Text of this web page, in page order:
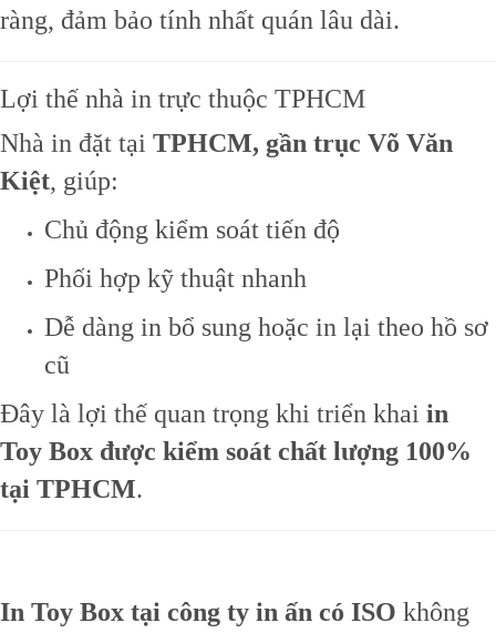
ràng, đảm bảo tính nhất quán lâu dài.
Lợi thế nhà in trực thuộc TPHCM
Nhà in đặt tại TPHCM, gần trục Võ Văn
Kiệt, giúp:
Chủ động kiểm soát tiến độ
Phối hợp kỹ thuật nhanh
Dễ dàng in bổ sung hoặc in lại theo hồ sơ
cũ
Đây là lợi thế quan trọng khi triển khai in
Toy Box được kiểm soát chất lượng 100%
tại TPHCM.
In Toy Box tại công ty in ấn có ISO không